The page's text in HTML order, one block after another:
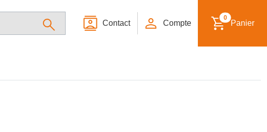
Contact Compte
0
Panier